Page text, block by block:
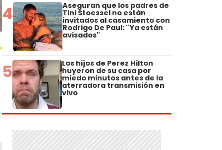
4 Aseguran que los padres de
Tini Stoessel no están
invitados al casamiento con
Rodrigo De Paul: "Ya están
avisados"
5 Los hijos de Perez Hilton
huyeron de su casa por
miedo minutos antes de la
aterradora transmisión en
vivo